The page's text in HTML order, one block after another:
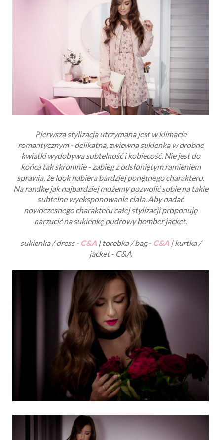
Pierwsza stylizacja utrzymana jest w klimacie
romantycznym - delikatna, zwiewna sukienka w drobne
kwiatki wydobywa subtelność i kobiecość. Nie jest do
końca tak skromnie - zabieg z odsłoniętym ramieniem
sprawia, że look nabiera bardziej ponętnego charakteru.
Na randkę jak najbardziej możemy pozwolić sobie na takie
subtelne wyeksponowanie ciała. Aby nadać
nowoczesnego charakteru całej stylizacji proponuję
narzucić na sukienkę pudrowy bomber jacket.
sukienka / dress - C&A| torebka / bag - C&A| kurtka /
jacket - C&A